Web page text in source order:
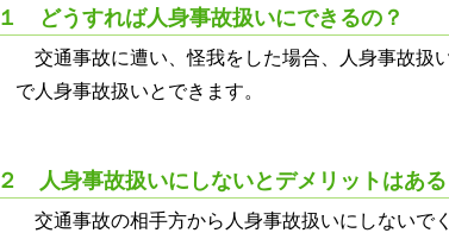
１ どうすれば人身事故扱いにできるの？
交通事故に遭い、怪我をした場合、人身事故扱
で人身事故扱いとできます。
２ 人身事故扱いにしないとデメリットはある
交通事故の相手方から人身事故扱いにしないで